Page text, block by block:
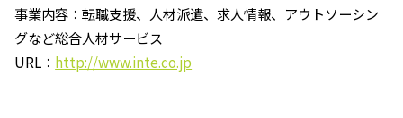
事業内容：転職支援、人材派遣、求人情報、アウトソーシン
グなど総合人材サービス
URL： http://www.inte.co.jp